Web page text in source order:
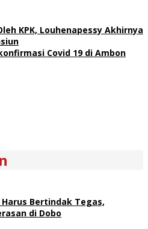
KPK, Louhenapessy Akhirnya
Covid 19 di Ambon
Bertindak Tegas,
di Dobo